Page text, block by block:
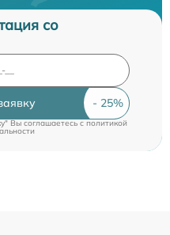
со
Вы соглашаетесь cполитикой